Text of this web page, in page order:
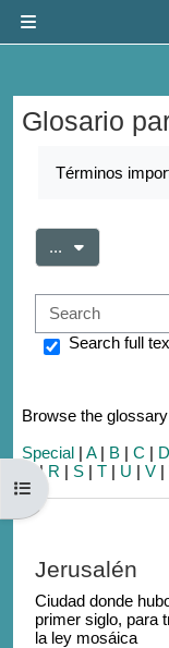
Open course index
Glosario
Términos
... Export entries
Search full
Browse the
Special | A| B | C | D
|R | S | T | U | V |
Jerusalén
Ciudad donde
primer siglo, para
la ley mosáica